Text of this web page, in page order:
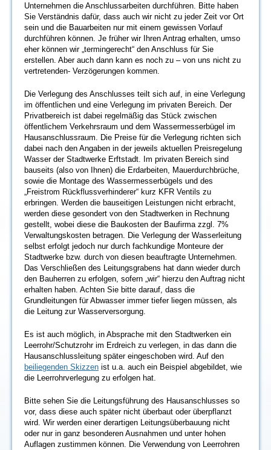
Unternehmen die Anschlussarbeiten durchführen. Bitte haben
Sie Verständnis dafür, dass auch wir nicht zu jeder Zeit vor Ort
sein und die Bauarbeiten nur mit einem gewissen Vorlauf
durchführen können. Je früher wir Ihren Antrag erhalten, umso
eher können wir „termingerecht“ den Anschluss für Sie
erstellen. Aber auch dann kann es noch zu – von uns nicht zu
vertretenden- Verzögerungen kommen.
Die Verlegung des Anschlusses teilt sich auf, in eine Verlegung
im öffentlichen und eine Verlegung im privaten Bereich. Der
Privatbereich ist dabei regelmäßig das Stück zwischen
öffentlichem Verkehrsraum und dem Wassermesserbügel im
Hausanschlussraum. Die Preise für die Verlegung richten sich
dabei nach den Angaben in der jeweils aktuellen Preisregelung
Wasser der Stadtwerke Erftstadt. Im privaten Bereich sind
bauseits (also von Ihnen) die Erdarbeiten, Mauerdurchbrüche,
sowie die Montage des Wassermesserbügels und des
„Freistrom Rückflussverhinderer“ kurz KFR Ventils zu
erbringen. Werden die bauseitigen Leistungen nicht erbracht,
werden diese gesondert von den Stadtwerken in Rechnung
gestellt, wobei diese die Baukosten der Baufirma zzgl. 7%
Verwaltungskosten betragen. Die Verlegung der Wasserleitung
selbst erfolgt jedoch nur durch fachkundige Monteure der
Stadtwerke bzw. durch von diesen beauftragte Unternehmen.
Das Verschließen des Leitungsgrabens hat dann wieder durch
den Bauherren zu erfolgen, sofern „wir“ hierzu den Auftrag nicht
erhalten haben. Achten Sie bitte darauf, dass die
Grundleitungen für Abwasser immer tiefer liegen müssen, als
die Leitung zur Wasserversorgung.
Es ist auch möglich, in Absprache mit den Stadtwerken ein
Leerrohr/Schutzrohr im Erdreich zu verlegen, in das dann die
Hausanschlussleitung später eingeschoben wird. Auf den
beiliegenden Skizzen ist u.a. auch ein Beispiel abgebildet, wie
die Leerrohrverlegung zu erfolgen hat.
Bitte sehen Sie die Leitungsführung des Hausanschlusses so
vor, dass diese auch später nicht überbaut oder überpflanzt
wird. Wir werden einer derartigen Leitungsüberbauung nicht
oder nur in ganz besonderen Ausnahmen und unter hohen
Auflagen zustimmen können. Die Verwendung von Leerrohren